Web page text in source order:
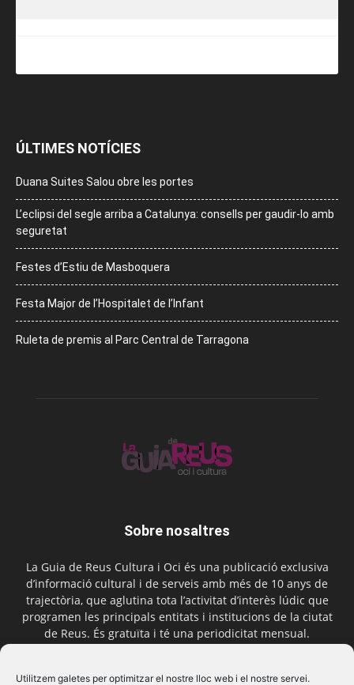
Utilitzem galetes per optimitzar el nostre lloc web i el nostre servei.
ÚLTIMES NOTÍCIES
Duana Suites Salou obre les portes
L’eclipsi del segle arriba a Catalunya: consells per gaudir-lo amb
seguretat
Festes d’Estiu de Masboquera
Festa Major de l’Hospitalet de l’Infant
Ruleta de premis al Parc Central de Tarragona
Sobre nosaltres
La Guia de Reus Cultura i Oci és una publicació exclusiva
d’informació cultural i de serveis amb més de 10 anys de
trajectòria, que aglutina tota l’activitat d’interès lúdic que
programen les principals entitats i institucions de la ciutat
de Reus. És gratuïta i té una periodicitat mensual.